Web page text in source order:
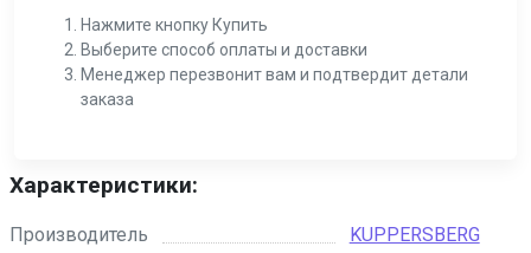
Нажмите кнопку Купить
Выберите способ оплаты и доставки
Менеджер перезвонит вам и подтвердит детали
заказа
Характеристики:
Производитель
KUPPERSBERG